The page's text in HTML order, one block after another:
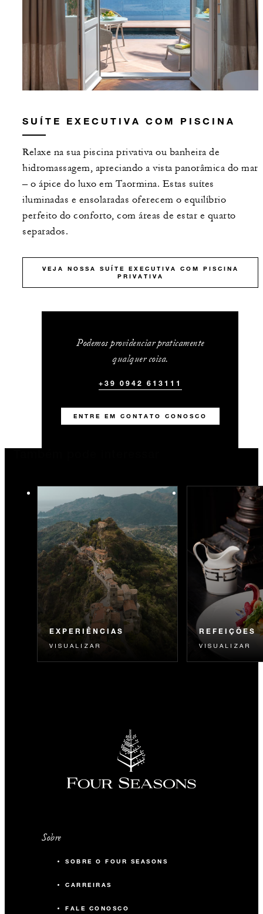
SUÍTE EXECUTIVA COM PISCINA
Relaxe na sua piscina privativa ou banheira de
hidromassagem, apreciando a vista panorâmica do mar
– o ápice do luxo em Taormina. Estas suítes
iluminadas e ensolaradas oferecem o equilíbrio
perfeito do conforto, com áreas de estar e quarto
separados.
VEJA NOSSA SUÍTE EXECUTIVA COM PISCINA
PRIVATIVA
Podemos providenciar praticamente
qualquer coisa.
+39 0942 613111
ENTRE EM CONTATO CONOSCO
EXPERIÊNCIAS
VISUALIZAR
REFEIÇÕES
VISUALIZAR
Sobre
SOBRE O FOUR SEASONS
CARREIRAS
FALE CONOSCO